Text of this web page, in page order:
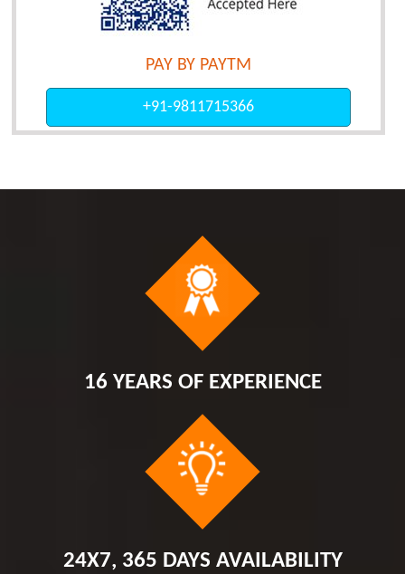
PAY BY PAYTM
+91-9811715366
16 YEARS OF EXPERIENCE
24X7, 365 DAYS AVAILABILITY